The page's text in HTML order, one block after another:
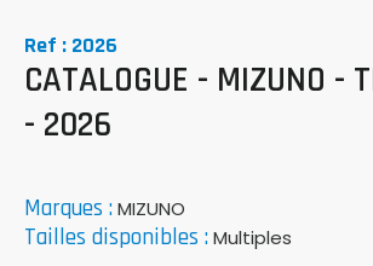
Ref : 2026
CATALOGUE - MIZUNO -
- 2026
Marques :MIZUNO
Tailles disponibles :Multiples